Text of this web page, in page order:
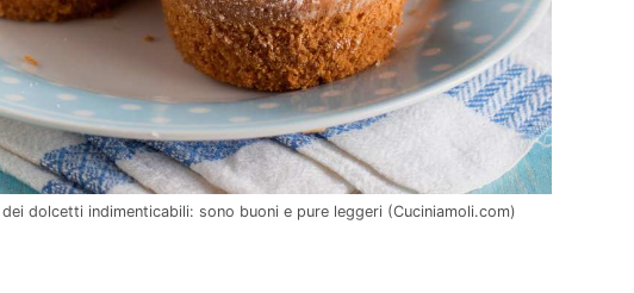
dolcetti indimenticabili: sono buoni e pure leggeri (Cuciniamoli.com)